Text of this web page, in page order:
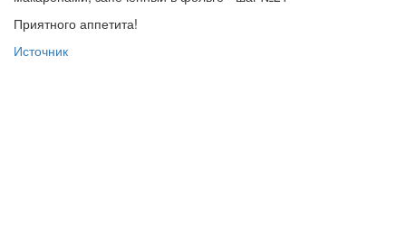
Приятного аппетита!
Источник